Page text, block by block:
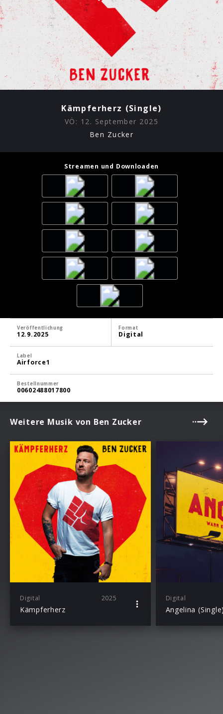
Kämpferherz (Single)
VÖ: 12. September 2025
Ben Zucker
Streamen und Downloaden
Veröffentlichung
12.9.2025
Format
Digital
Label
Airforce1
Bestellnummer
00602488017800
Weitere Musik von Ben Zucker
Digital 2025
Kämpferherz
Digital
Angelina